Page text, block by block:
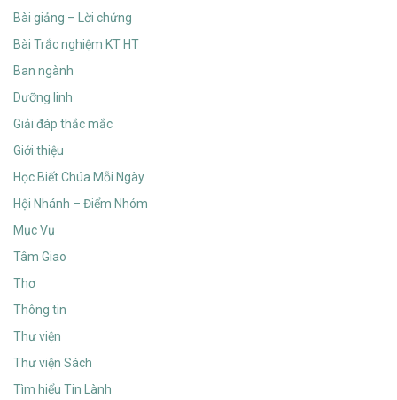
Bài giảng – Lời chứng
Bài Trắc nghiệm KT HT
Ban ngành
Dưỡng linh
Giải đáp thắc mắc
Giới thiệu
Học Biết Chúa Mỗi Ngày
Hội Nhánh – Điểm Nhóm
Mục Vụ
Tâm Giao
Thơ
Thông tin
Thư viện
Thư viện Sách
Tìm hiểu Tin Lành